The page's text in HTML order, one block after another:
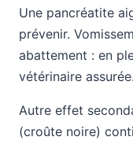
Une pancréatite
prévenir.
abattement : en
vétérinaire assurée.
Autre effet
(croûte noire)